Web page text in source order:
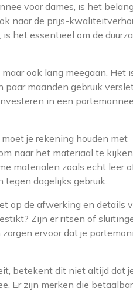
voor dames, is het
naar de prijs-
het essentieel om de
ook lang meegaan. Het
maanden gebruik
in een
je rekening houden met
naar het materiaal te
materialen zoals echt leer
dagelijks gebruik.
op de afwerking en details
Zijn er ritsen of
ervoor dat je
betekent dit niet altijd dat
Er zijn merken die